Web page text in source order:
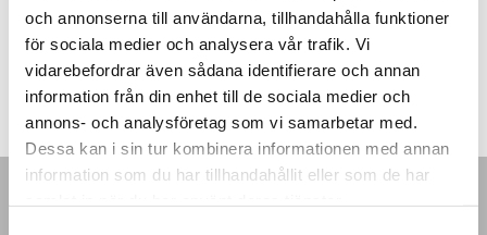
och annonserna till användarna, tillhandahålla funktioner
för sociala medier och analysera vår trafik. Vi
vidarebefordrar även sådana identifierare och annan
information från din enhet till de sociala medier och
annons- och analysföretag som vi samarbetar med.
Dessa kan i sin tur kombinera informationen med annan
information som du har tillhandahållit eller som de har
48,795.00 kr –61,900.00krPrisintervall:
48,795.00 kr
till
61,900.00 kr
LÄS MER